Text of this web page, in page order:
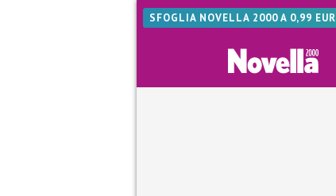
SFOGLIA NOVELLA 2000 A 0,99